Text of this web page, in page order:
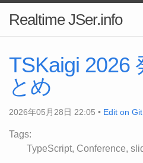
Realtime JSer.info
TSKaigi 2026
とめ
2026年05月28日 22:05 • Edit on
Tags:
TypeScript Conference